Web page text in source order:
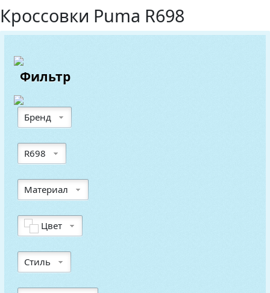
Кроссовки Puma R698
Фильтр
Бренд
R698
Материал
Цвет
Стиль